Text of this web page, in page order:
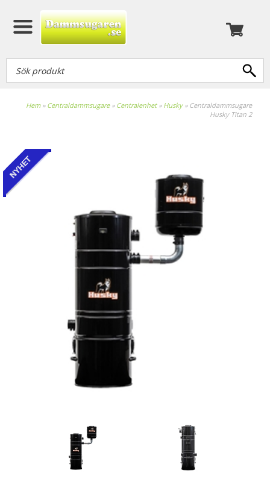
Hem» Centraldammsugare» Centralenhet» Husky» Centraldammsugare
Husky Titan 2